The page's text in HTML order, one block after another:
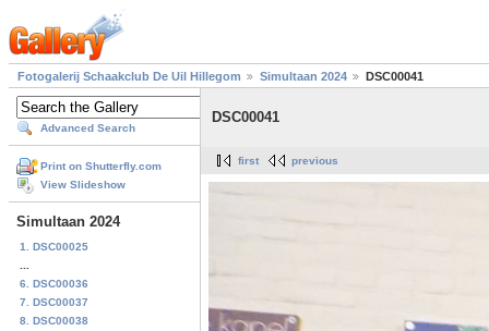
Fotogalerij Schaakclub De Uil Hillegom Simultaan 2024 DSC00041
Advanced Search
Print on Shutterfly.com
View Slideshow
Simultaan 2024
1. DSC00025
6. DSC00036
7. DSC00037
8. DSC00038
DSC00041
first previous